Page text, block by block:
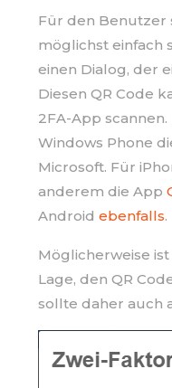
Für den Benutzer
möglichst einfach
einen Dialog, der
Diesen QR Code
2FA-App
Windows Phone
Microsoft. Für
anderem die App
Android ebenfalls.
Möglicherweise
Lage, den QR
sollte daher auch